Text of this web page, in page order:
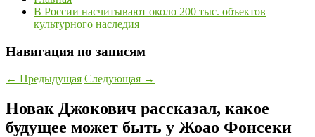
В России насчитывают около 200 тыс. объектов
культурного наследия
Навигация по записям
← Предыдущая Следующая →
Новак Джокович рассказал, какое
будущее может быть у Жоао Фонсеки